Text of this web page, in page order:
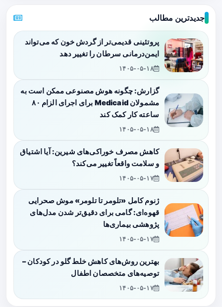
جدیدترین مطالب
پروتئینی قدیمی‌تر از گردش خون که می‌تواند
ایمن‌درمانی سرطان را تغییر دهد
۱۴۰۵-۰۵-۱۸
گزارش: چگونه هوش مصنوعی ممکن است به
مشمولان Medicaid برای اجرای الزام ۸۰
ساعته کار کمک کند
۱۴۰۵-۰۵-۱۸
کاهش مصرف خوراکی‌های شیرین: آیا اشتیاق
و سلامت واقعاً تغییر می‌کند؟
۱۴۰۵-۰۵-۱۷
ژنوم کامل «تلومر تا تلومر» موش صحرایی
قهوه‌ای: گامی برای دقیق‌تر شدن مدل‌های
پژوهشی بیماری‌ها
۱۴۰۵-۰۵-۱۷
بهترین روش‌های کاهش خلط گلو در کودکان –
توصیه‌های متخصصان اطفال
۱۴۰۵-۰۵-۱۷